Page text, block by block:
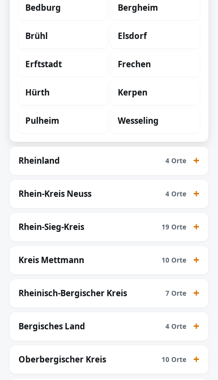
Bedburg Bergheim
Brühl Elsdorf
Erftstadt Frechen
Hürth Kerpen
Pulheim Wesseling
Rheinland 4 Orte
Rhein-Kreis Neuss 4 Orte
Rhein-Sieg-Kreis 19 Orte
Kreis Mettmann 10 Orte
Rheinisch-Bergischer Kreis 7 Orte
Bergisches Land 4 Orte
Oberbergischer Kreis 10 Orte